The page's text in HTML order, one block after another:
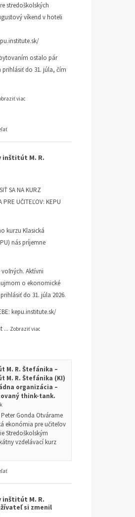
stredoškolských
víkend v hoteli
ostalo pár
prihlásiť do 31. júla, čím
viac
inštitút M. R.
SA NA KURZ
PRE UČITEĽOV: KEPU
kurzu Klasická
nás príjemne
voľných. Aktívni
o ekonomické
do 31. júla 2026.
kepu.institute.sk/
... Zobraziť viac
M. R. Štefánika –
M. R. Štefánika (KI)
organizácia –
think-tank.
Gonda Otvárame
ekonómia pre učiteľov
Stredoškolským
vzdelávací kurz
inštitút M. R.
si zmenil